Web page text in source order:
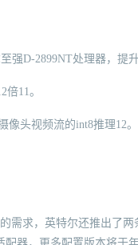
强D-2899NT处理器，提升
11。
头视频流的int8推理12。
需求，英特尔还推出了